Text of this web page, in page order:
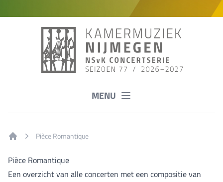
MENU
Pièce Romantique
Pièce Romantique
Een overzicht van alle concerten met een compositie van